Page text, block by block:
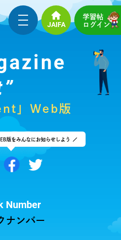
JAIFA
学習帖
ログイン
」Web版
版をみんなにお知らせしよう
Number
ナンバー